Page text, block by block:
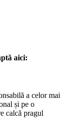
aici:
a celor mai
și pe o
calcă pragul